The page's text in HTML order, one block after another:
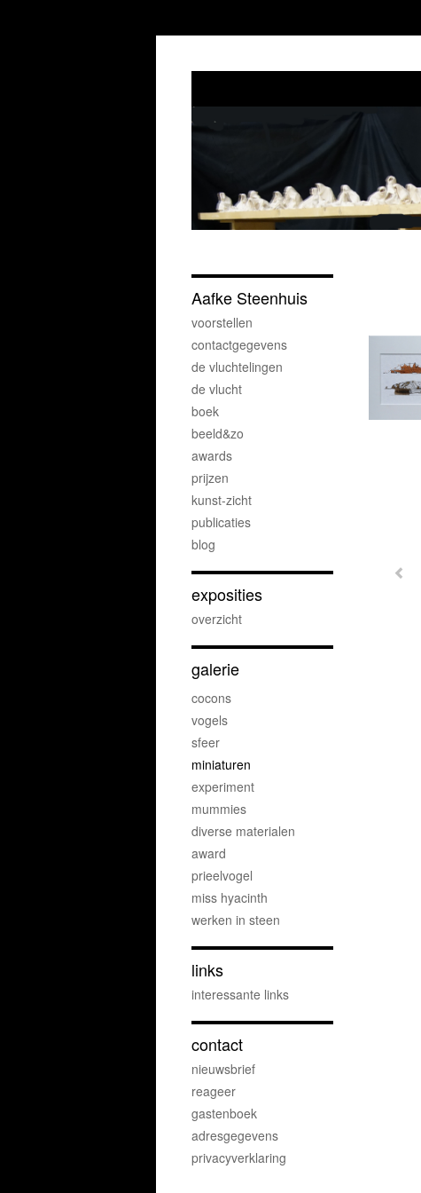
Aafke Steenhuis
voorstellen
contactgegevens
de vluchtelingen
de vlucht
boek
beeld&zo
awards
prijzen
kunst-zicht
publicaties
blog
exposities
overzicht
galerie
cocons
vogels
sfeer
miniaturen
experiment
mummies
diverse materialen
award
prieelvogel
miss hyacinth
werken in steen
links
interessante links
contact
nieuwsbrief
reageer
gastenboek
adresgegevens
privacyverklaring